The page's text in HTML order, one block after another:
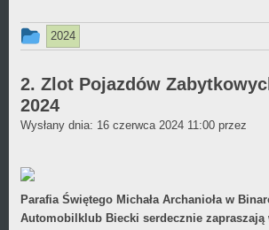
Ten
był
dodany
w
2024
2. Zlot Pojazdów
2024
Wysłany dnia: 16 czerwca 2024 11:00 przez
Parafia Świętego Michała Archanioła w
Automobilklub Biecki serdecznie zapraszają